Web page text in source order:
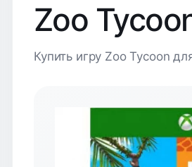
Zoo
Купить игру Zoo Tycoon